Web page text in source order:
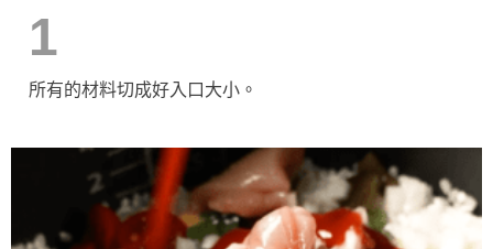
1
所有的材料切成好入口大小。